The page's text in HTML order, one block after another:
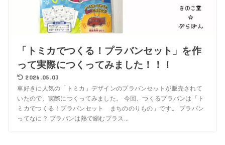
「トミカでつくる！プラバンセット」を作
って実際につくってみました！！！
2026.05.03
車好きに人気の「トミカ」デザインのプラバンセットが販売されて
いたので、実際につくってみました。 今回、つくるプラバンは「ト
ミカでつくる！プラバンセット まちののりもの」です。 プラバン
ってなに？ プラバンは熱で縮むプラス...